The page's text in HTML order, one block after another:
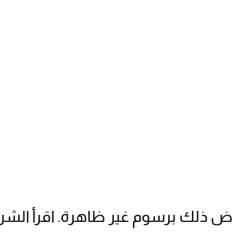
برسوم غير ظاهرة. اقرأ